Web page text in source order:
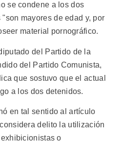
se condene a los dos
mayores de edad y, por
material pornográfico.
del Partido de la
del Partido Comunista,
que sostuvo que el actual
a los dos detenidos.
en tal sentido al artículo
delito la utilización
o